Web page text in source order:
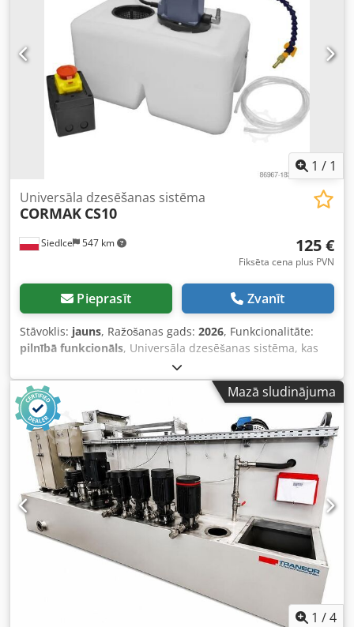
1 / 1
Siedlce 547 km
Universāla dzesēšanas sistēma
CORMAK CS10
125 €
Fiksēta cena plus PVN
Pieprasīt Zvanīt
Stāvoklis: jauns, Ražošanas gads: 2026, Funkcionalitāte:
pilnībā funkcionāls, Universāla dzesēšanas sistēma, kas
paredzēta frēzmašīnām, lentzāģiem, urbjmašīnām un
virpām. Plašs pielietojuma spektrs Iespēja uzstādīt uz
dažādām iekārtām Vienkārša un ērta ekspluatācija
Klusstrādājošs un efektīvs elektromotors Izņemams rupjais
filtrs Regulējama elastīga izplūdes caurule Tehniskie
parametri DZINĒJA JAUDA: 25 W BAROŠANAS SPRIEGUMS:
230 V SŪKŅA VUDALA: 240 l/h TVERTNES TILPUMS: 13 l
ŠĻŪTENES GARUMS: 2,6 m Dcsdpfx Adevuzwuekjk
KORPUSA AIZSARDZĪBAS KLASE: IP44 IZMĒRI: 370x320x260
mm SVARS: 7 kg
Mazā sludinājuma
1 /4